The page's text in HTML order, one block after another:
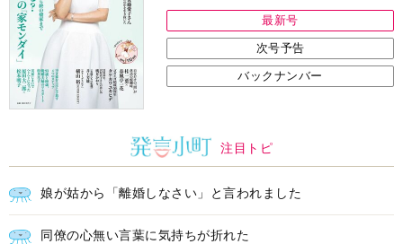
最新号
次号予告
バックナンバー
注目トピ
娘が姑から「離婚しなさい」と言われました
同僚の心無い言葉に気持ちが折れた